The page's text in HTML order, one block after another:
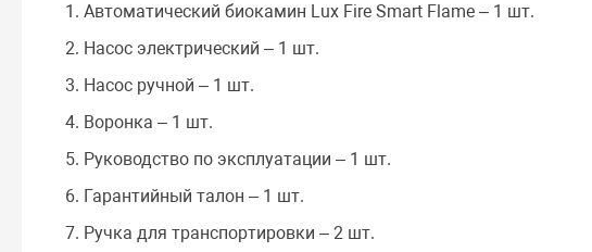
1. Автоматический биокамин Lux Fire Smart Flame – 1 шт.
2. Насос электрический – 1 шт.
3. Насос ручной – 1 шт.
4. Воронка – 1 шт.
5. Руководство по эксплуатации – 1 шт.
6. Гарантийный талон – 1 шт.
7. Ручка для транспортировки – 2 шт.